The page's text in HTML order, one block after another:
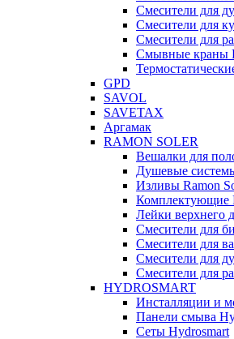
Смесители для
Смесители для
Смесители для
Смывные краны
GPD
SAVOL
SAVETAX
Аргамак
RAMON SOLER
Вешалки для
Душевые
Изливы Ramon
Комплектующие
Лейки верхнего
Смесители для
Смесители для
Смесители для
Смесители для
HYDROSMART
Инсталляции и
Панели смыва
Сеты Hydrosmart